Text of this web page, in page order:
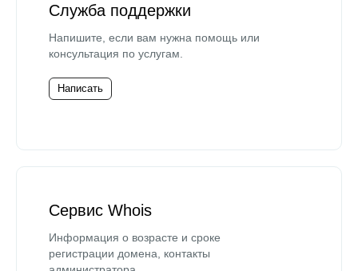
Служба поддержки
Напишите, если вам нужна помощь или
консультация по услугам.
Написать
Сервис Whois
Информация о возрасте и сроке
регистрации домена, контакты